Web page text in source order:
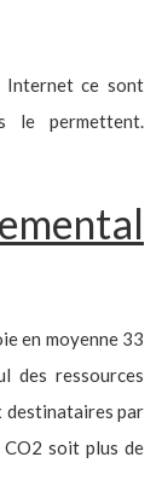
Internet ce sont
le permettent.
en moyenne 33
des ressources
destinataires par
soit plus de